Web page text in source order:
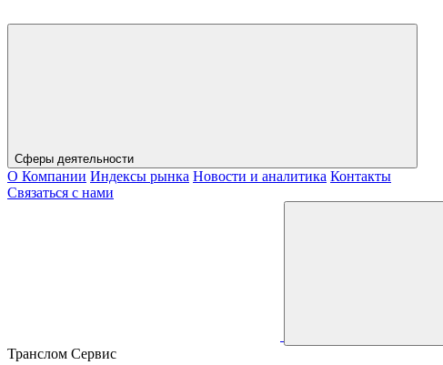
Сферы деятельности
О Компании Индексы рынка Новости и аналитика Контакты
Связаться с нами
Транслом Сервис